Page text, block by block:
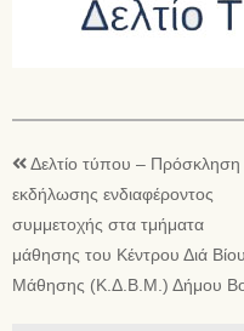
Δελτίο τύπου – Πρόσκληση
εκδήλωσης ενδιαφέροντος
συμμετοχής στα τμήματα
μάθησης του Κέντρου Διά Βίου
Μάθησης (Κ.Δ.Β.Μ.) Δήμου